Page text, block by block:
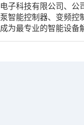
子科技有限公司、
智能控制器、变频
为最专业的智能设备